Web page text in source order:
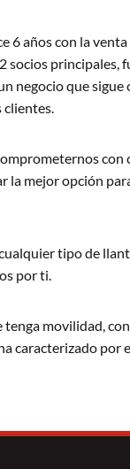
6 años con la
socios principales,
negocio que sigue
clientes.
con
la mejor opción
tipo de
por ti.
movilidad,
caracterizado por